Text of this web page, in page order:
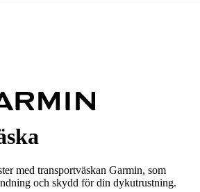
med transportväskan Garmin, som
och skydd för din dykutrustning.